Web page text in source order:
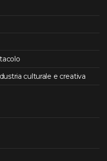
culturale e creativa